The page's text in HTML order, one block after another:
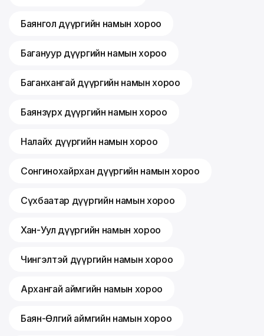
Баянгол дүүргийн намын хороо
Багануур дүүргийн намын хороо
Баганхангай дүүргийн намын хороо
Баянзүрх дүүргийн намын хороо
Налайх дүүргийн намын хороо
Сонгинохайрхан дүүргийн намын хороо
Сүхбаатар дүүргийн намын хороо
Хан-Уул дүүргийн намын хороо
Чингэлтэй дүүргийн намын хороо
Архангай аймгийн намын хороо
Баян-Өлгий аймгийн намын хороо